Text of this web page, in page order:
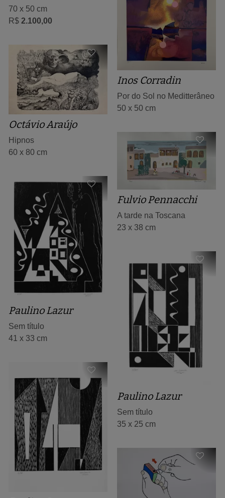
70 x 50 cm
R$ 2.100,00
Inos Corradin
Por do Sol no Meditterâneo
50 x 50 cm
Octávio Araújo
Hipnos
60 x 80 cm
Fulvio Pennacchi
A tarde na Toscana
23 x 38 cm
Paulino Lazur
Sem título
41 x 33 cm
Paulino Lazur
Sem título
35 x 25 cm